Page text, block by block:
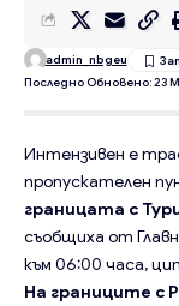
Последно Обновено: 23
admin_nbgeu
Интензивен е
пропускателен
границата с
съобщиха от
към 06:00 часа,
На границите с